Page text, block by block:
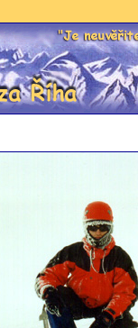
Climber